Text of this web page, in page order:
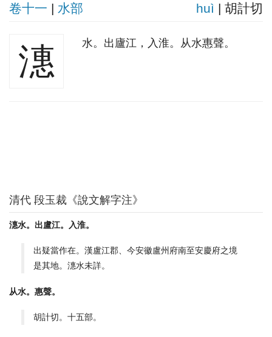
卷十一 | 水部 huì | 胡計切
潓 水。出廬江，入淮。从水惠聲。
清代 段玉裁《說文解字注》
潓水。出盧江。入淮。
出疑當作在。漢盧江郡、今安徽盧州府南至安慶府之境
是其地。潓水未詳。
从水。惠聲。
胡計切。十五部。